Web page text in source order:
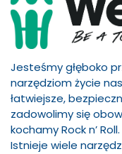
Jesteśmy głęboko
narzędziom życie
łatwiejsze,
zadowolimy się
kochamy Rock n’ Roll.
Istnieje wiele